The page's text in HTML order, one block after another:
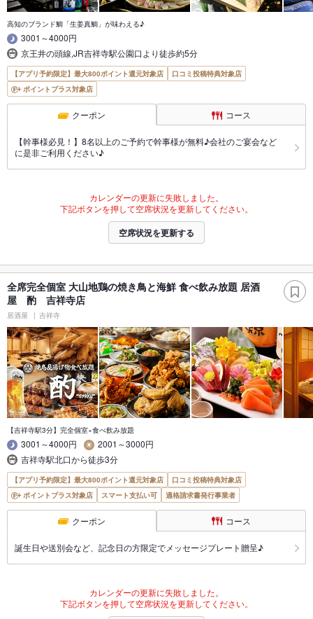
高知のブランド鯛「生姜真鯛」が味わえる♪
3001～4000円
京王井の頭線,JR吉祥寺駅公園口より徒歩約5分
【アプリ予約限定】最大800ポイント還元対象店
口コミ投稿特典対象店
ポイントプラス対象店
クーポン コース
【幹事様必見！】8名以上のご予約で幹事様が無料♪会社のご宴会など
に是非ご利用ください♪
カレンダーの更新に失敗しました。
下記ボタンを押して空席状況を更新してください。
空席状況を更新する
全席完全個室 大山地鶏の焼き鳥と海鮮 食べ飲み放題 居酒
屋 酌 吉祥寺店
居酒屋 吉祥寺
【吉祥寺駅3分】完全個室×食べ飲み放題
3001～4000円
2001～3000円
吉祥寺駅北口から徒歩3分
【アプリ予約限定】最大800ポイント還元対象店
口コミ投稿特典対象店
ポイントプラス対象店
スマート支払い可 適格請求書発行事業者
クーポン コース
誕生日や送別会など、記念日の方限定でメッセージプレート贈呈♪
カレンダーの更新に失敗しました。
下記ボタンを押して空席状況を更新してください。